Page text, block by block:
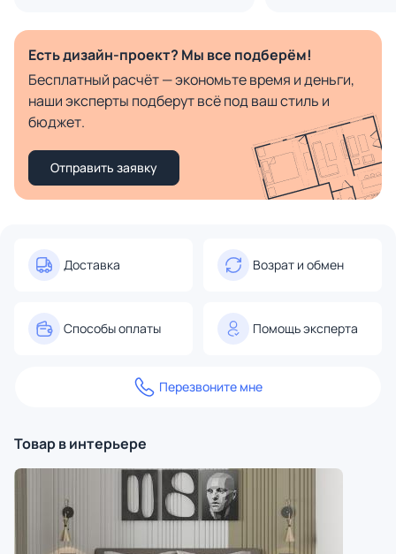
Есть дизайн-проект? Мы все подберём!
Бесплатный расчёт — экономьте время и деньги,
наши эксперты подберут всё под ваш стиль и
бюджет.
Отправить заявку
Доставка Возрат и обмен
Способы оплаты Помощь эксперта
Перезвоните мне
Товар в интерьере